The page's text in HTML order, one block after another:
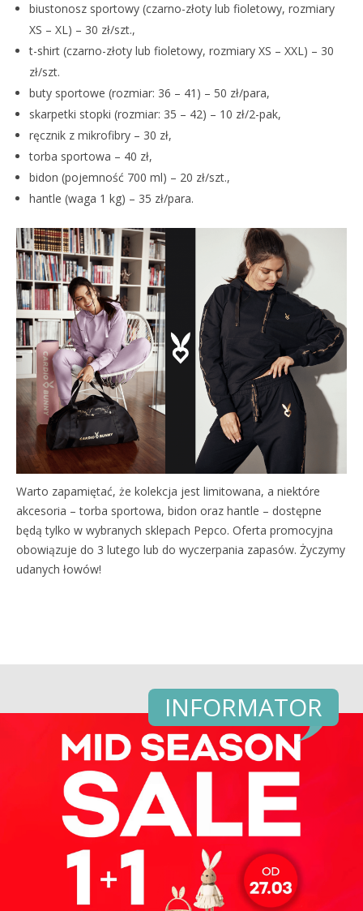
biustonosz sportowy (czarno-złoty lub fioletowy, rozmiary
XS – XL) – 30 zł/szt.,
t-shirt (czarno-złoty lub fioletowy, rozmiary XS – XXL) – 30
zł/szt.
buty sportowe (rozmiar: 36 – 41) – 50 zł/para,
skarpetki stopki (rozmiar: 35 – 42) – 10 zł/2-pak,
ręcznik z mikrofibry – 30 zł,
torba sportowa – 40 zł,
bidon (pojemność 700 ml) – 20 zł/szt.,
hantle (waga 1 kg) – 35 zł/para.
Warto zapamiętać, że kolekcja jest limitowana, a niektóre
akcesoria – torba sportowa, bidon oraz hantle – dostępne
będą tylko w wybranych sklepach Pepco. Oferta promocyjna
obowiązuje do 3 lutego lub do wyczerpania zapasów. Życzymy
udanych łowów!
INFORMATOR